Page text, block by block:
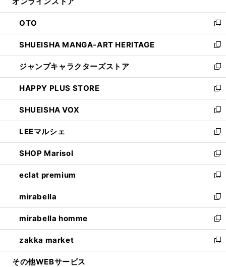
ウ
で
開
く
ン
ド
ウ
で
開
く
OTO
新
し
い
ウ
ィ
ン
ド
ウ
で
開
く
SHUEISHA MANGA-ART HERITAGE
新
し
い
ウ
ィ
ン
ド
ウ
で
開
く
ジャンプキャラクターズストア
新
し
い
ウ
ィ
ン
ド
ウ
で
開
く
HAPPY PLUS STORE
新
し
い
ウ
ィ
ン
ド
ウ
で
開
く
SHUEISHA VOX
新
し
い
ウ
ィ
ン
ド
ウ
で
開
く
LEEマルシェ
新
し
い
ウ
ィ
ン
ド
ウ
で
開
く
SHOP Marisol
新
し
い
ウ
ィ
ン
ド
ウ
で
開
eclat premium
新
し
い
ウ
ィ
ン
ド
ウ
mirabella
新
し
い
ウ
ィ
ン
mirabella homme
新
し
い
ウ
zakka market
新
し
その他WEBサービス